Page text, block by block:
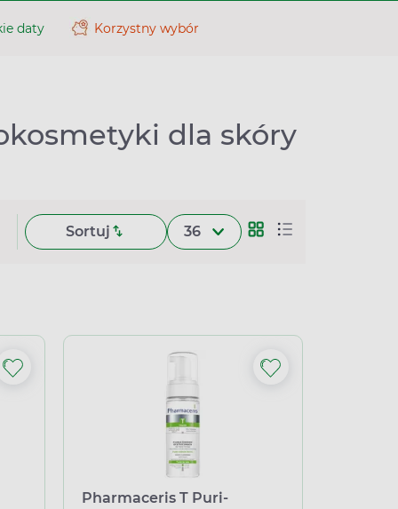
daty Korzystny wybór
dla skóry
Sortuj 36
Pharmaceris T Puri-